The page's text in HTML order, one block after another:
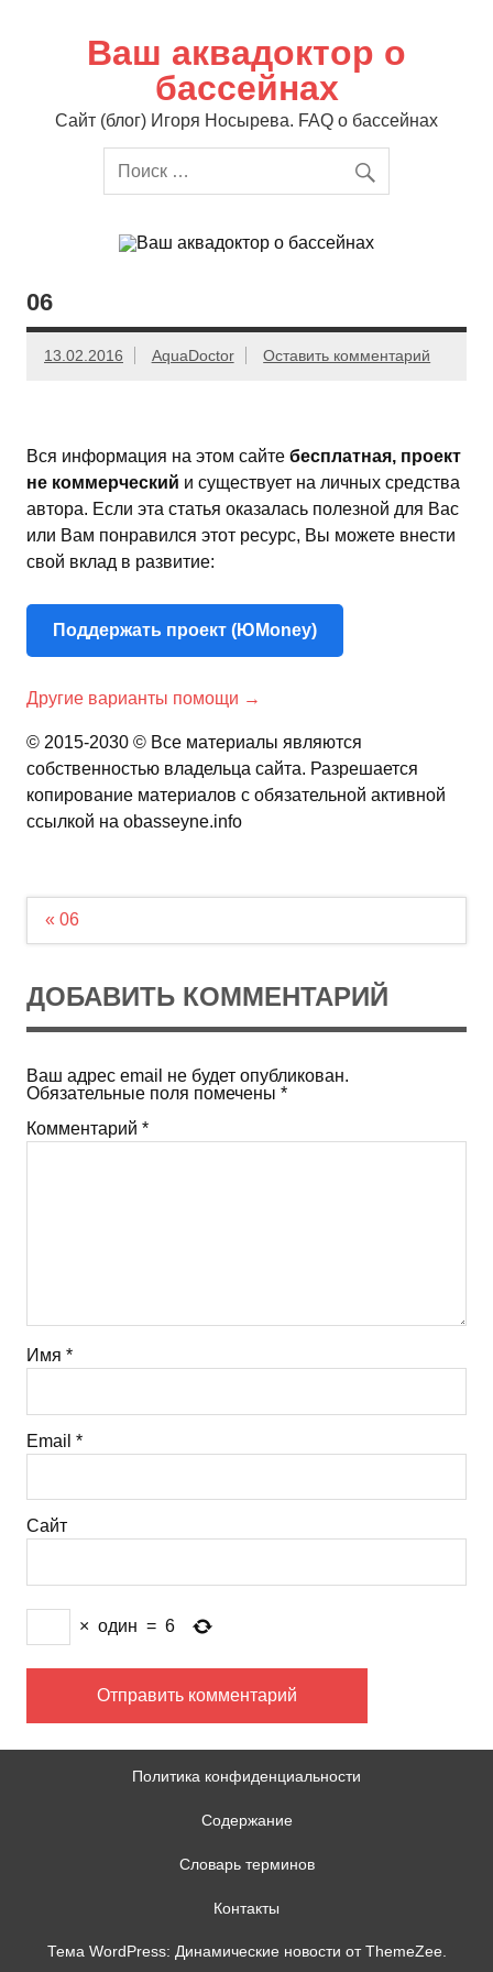
содержимомуВаш аквадоктор о
бассейнах
Сайт (блог) Игоря Носырева. FAQ о бассейнах
06
13.02.2016 AquaDoctor Оставить комментарий
Вся информация на этом сайте бесплатная, проект
не коммерческий и существует на личных средства
автора. Если эта статья оказалась полезной для Вас
или Вам понравился этот ресурс, Вы можете внести
свой вклад в развитие:
Поддержать проект (ЮMoney)
Другие варианты помощи →
© 2015-2030 © Все материалы являются
собственностью владельца сайта. Разрешается
копирование материалов с обязательной активной
ссылкой на obasseyne.info
Навигация
« 06
ДОБАВИТЬ КОММЕНТАРИЙ
Ваш адрес email не будет опубликован.
Обязательные поля помечены *
Комментарий *
Имя *
Email *
Сайт
× один = 6
Политика конфиденциальности
Содержание
Словарь терминов
Контакты
Тема WordPress: Динамические новости от ThemeZee.